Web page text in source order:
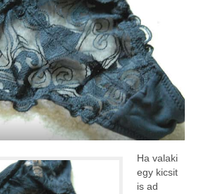
Ha valaki
egy kicsit
is ad